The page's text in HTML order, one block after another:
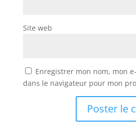
Site web
Enregistrer mon nom, mon
dans le navigateur pour mon